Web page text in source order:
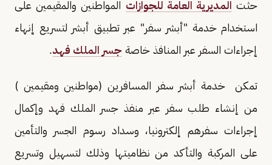
حثت المديرية العامة للجوازات المواطنين والمقيمين على
استخدام خدمة "أبشر سفر" عبر تطبيق أبشر لتسريع إنهاء
إجراءات السفر عبر المنافذ خاصة جسر الملك فهد.
تمكن خدمة ⁧أبشر سفر⁩ المسافرين (مواطنين ومقيمين )
من إنشاء طلب سفر عبر منفذ جسر الملك فهد وإكمال
إجراءات سفرهم إلكترونيا، وسداد رسوم الجسر والتأمين
على المركبة والتأكد من نظاميتها وذلك لتسهيل وتسريع